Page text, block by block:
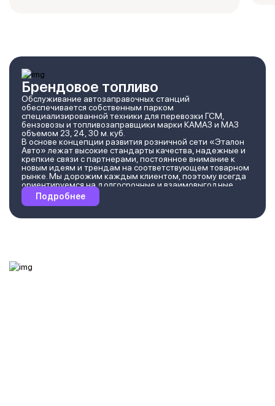
Брендовое топливо
Обслуживание автозаправочных станций
обеспечивается собственным парком
специализированной техники для перевозки ГСМ,
бензовозы и топливозаправщики марки КАМАЗ и МАЗ
объемом 23, 24, 30 м. куб.
В основе концепции развития розничной сети «Эталон
Авто» лежат высокие стандарты качества, надежные и
крепкие связи с партнерами, постоянное внимание к
новым идеям и трендам на соответствующем товарном
рынке. Мы дорожим каждым клиентом, поэтому всегда
ориентируемся на долгосрочные и взаимовыгодные
деловые отношения, с искренней отзывчивостью
относимся к встречным предложениям. Нам важно,
Постоянными клиентами сети являются не только
карточного обслуживания посредством POS-
Подробнее